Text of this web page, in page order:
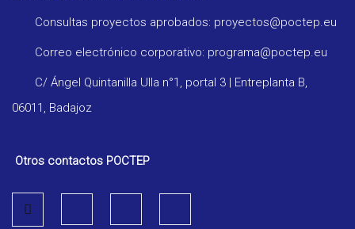
Consultas proyectos aprobados: proyectos@poctep.eu
Correo electrónico corporativo: programa@poctep.eu
C/ Ángel Quintanilla Ulla n°1, portal 3 | Entreplanta B,
06011, Badajoz
Otros contactos POCTEP